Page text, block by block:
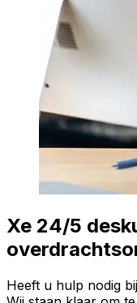
Xe 24/5
Heeft u hulp nodig